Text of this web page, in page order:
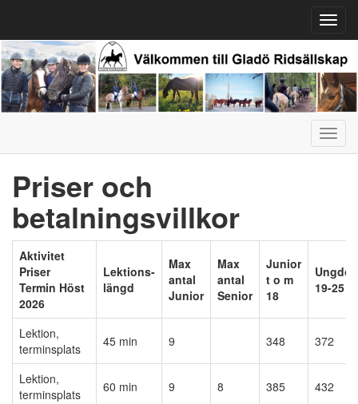
Priser och
betalningsvillkor
Aktivitet
Priser
Termin Höst
2026
Lektions-
längd
Max
antal
Junior
Max
antal
Senior
Junior
t o m
18
19-25
Lektion,
terminsplats
45 min 9 348 372
Lektion,
terminsplats
60 min 9 8 385 432